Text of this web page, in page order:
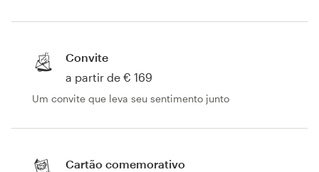
Convite
a partir de € 169
Um convite que leva seu sentimento junto
Cartão comemorativo
Blog